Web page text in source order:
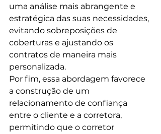
uma análise mais abrangente e
estratégica das suas necessidades,
evitando sobreposições de
coberturas e ajustando os
contratos de maneira mais
personalizada.
Por fim, essa abordagem favorece
a construção de um
relacionamento de confiança
entre o cliente e a corretora,
permitindo que o corretor